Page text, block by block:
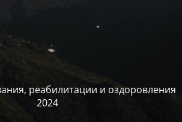
реабилитации и оздоровления
2024